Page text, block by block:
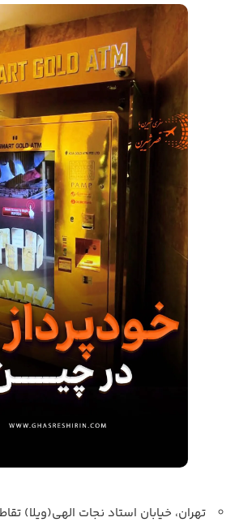
تهران، خیابان استاد نجات الهی(ویلا)